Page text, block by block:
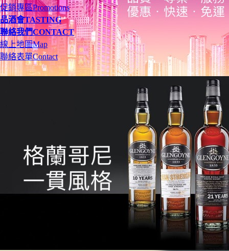
促銷專區Promotions
品酒會TASTING
聯絡我們CONTACT
線上地圖Map
聯絡表單Contact